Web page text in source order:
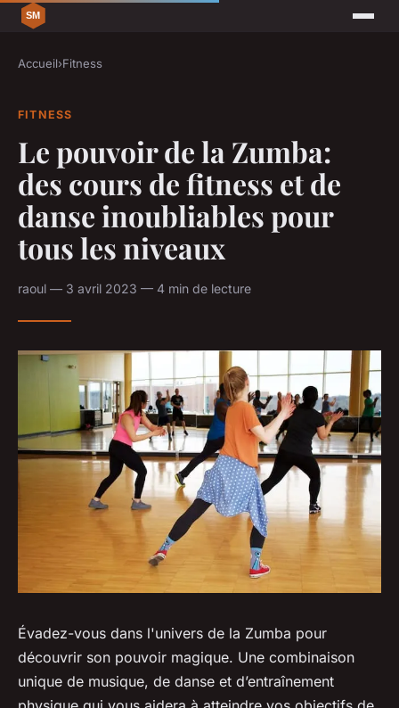
Accueil›Fitness
FITNESS
Le pouvoir de la Zumba:
des cours de fitness et de
danse inoubliables pour
tous les niveaux
raoul — 3 avril 2023 — 4 min de lecture
Évadez-vous dans l'univers de la Zumba pour
découvrir son pouvoir magique. Une combinaison
unique de musique, de danse et d’entraînement